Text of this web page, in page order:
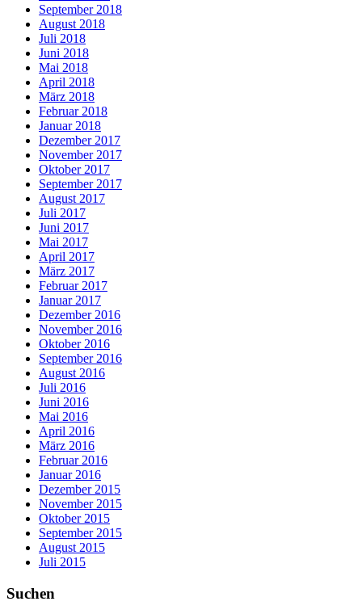
September 2018
August 2018
Juli 2018
Juni 2018
Mai 2018
April 2018
März 2018
Februar 2018
Januar 2018
Dezember 2017
November 2017
Oktober 2017
September 2017
August 2017
Juli 2017
Juni 2017
Mai 2017
April 2017
März 2017
Februar 2017
Januar 2017
Dezember 2016
November 2016
Oktober 2016
September 2016
August 2016
Juli 2016
Juni 2016
Mai 2016
April 2016
März 2016
Februar 2016
Januar 2016
Dezember 2015
November 2015
Oktober 2015
September 2015
August 2015
Juli 2015
Suchen